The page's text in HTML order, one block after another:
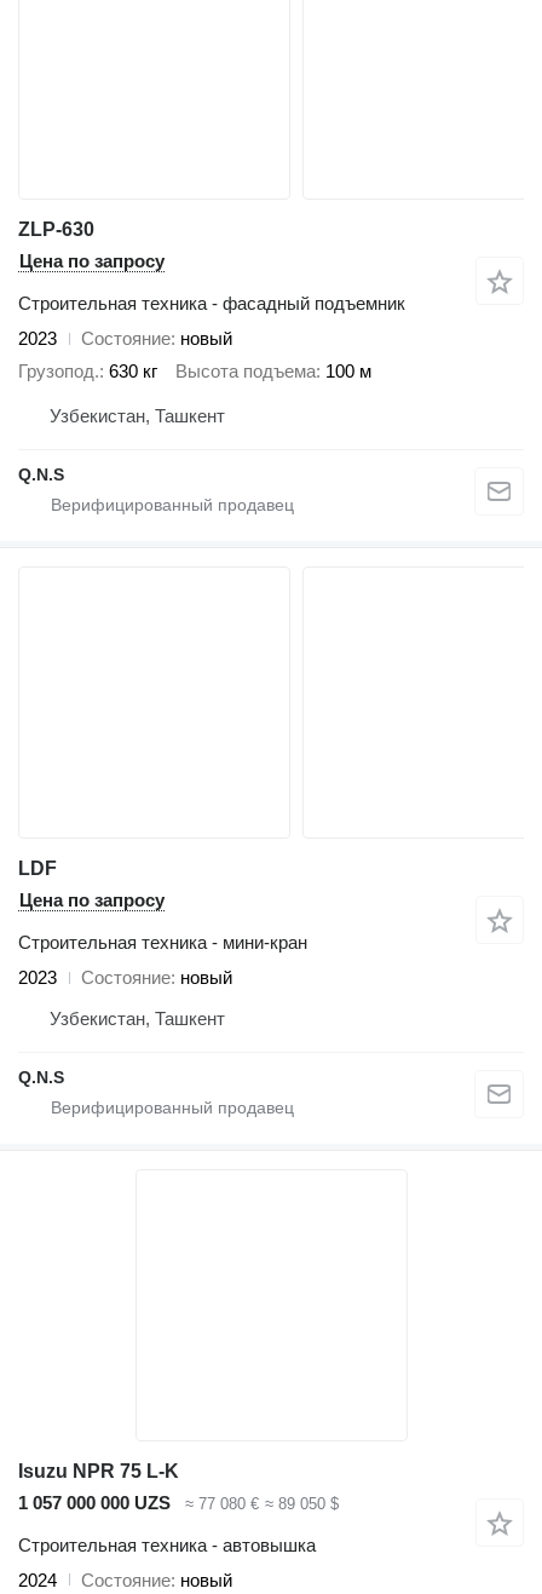
ZLP-630
Цена по запросу
Строительная техника - фасадный подъемник
2023
Состояние новый
Грузопод. 630 кг Высота подъема 100 м
Узбекистан, Ташкент
Q.N.S
LDF
Цена по запросу
Строительная техника - мини-кран
2023
Состояние новый
Узбекистан, Ташкент
Q.N.S
Isuzu NPR 75 L-K
1 057 000 000 UZS
≈ 77 080 € ≈ 89 050 $
Строительная техника - автовышка
2024
Состояние новый